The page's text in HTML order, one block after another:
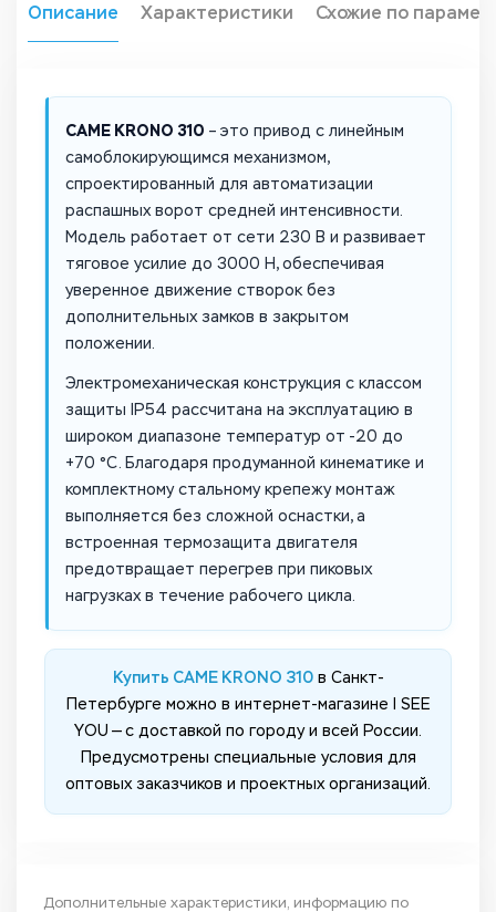
Описание Характеристики Схожие по
CAME KRONO 310 – это привод с линейным
самоблокирующимся механизмом,
спроектированный для автоматизации
распашных ворот средней интенсивности.
Модель работает от сети 230 В и развивает
тяговое усилие до 3000 Н, обеспечивая
уверенное движение створок без
дополнительных замков в закрытом
положении.
Электромеханическая конструкция с классом
защиты IP54 рассчитана на эксплуатацию в
широком диапазоне температур от -20 до
+70 °C. Благодаря продуманной кинематике и
комплектному стальному крепежу монтаж
выполняется без сложной оснастки, а
встроенная термозащита двигателя
предотвращает перегрев при пиковых
нагрузках в течение рабочего цикла.
Купить CAME KRONO 310в Санкт-
Петербурге можно в интернет-магазине I SEE
YOU — с доставкой по городу и всей России.
Предусмотрены специальные условия для
оптовых заказчиков и проектных организаций.
Дополнительные характеристики, информацию по